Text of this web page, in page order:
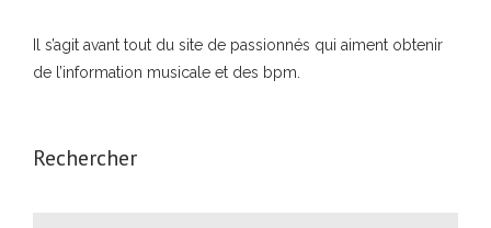
Il s’agit avant tout du site de passionnés qui aiment obtenir
de l’information musicale et des bpm.
Rechercher